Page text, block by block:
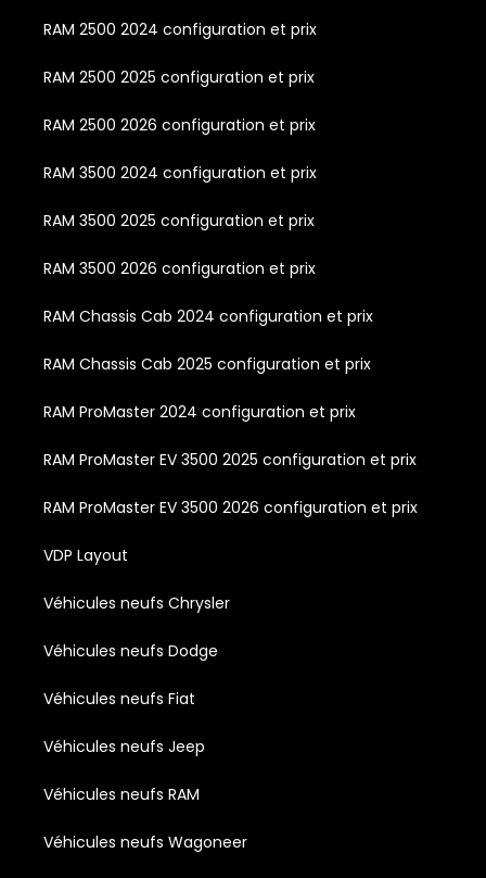
RAM 2500 2024 configuration et prix
RAM 2500 2025 configuration et prix
RAM 2500 2026 configuration et prix
RAM 3500 2024 configuration et prix
RAM 3500 2025 configuration et prix
RAM 3500 2026 configuration et prix
RAM Chassis Cab 2024 configuration et prix
RAM Chassis Cab 2025 configuration et prix
RAM ProMaster 2024 configuration et prix
RAM ProMaster EV 3500 2025 configuration et prix
RAM ProMaster EV 3500 2026 configuration et prix
VDP Layout
Véhicules neufs Chrysler
Véhicules neufs Dodge
Véhicules neufs Fiat
Véhicules neufs Jeep
Véhicules neufs RAM
Véhicules neufs Wagoneer